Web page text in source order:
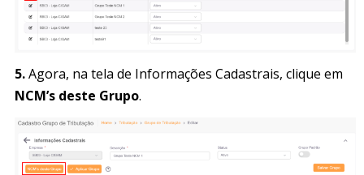
5.Agora, na tela de Informações Cadastrais, clique em
NCM’s deste Grupo.